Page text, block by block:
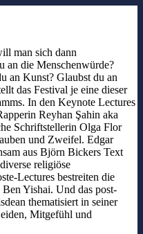
man sich dann
an die Menschenwürde?
an Kunst? Glaubst du an
das Festival je eine dieser
In den Keynote Lectures
Reyhan Şahin aka
Schriftstellerin Olga Flor
und Zweifel. Edgar
aus Björn Bickers Text
religiöse
Lectures bestreiten die
Yishai. Und das post-
thematisiert in seiner
Mitgefühl und